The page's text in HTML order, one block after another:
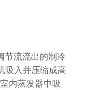
节流流出的制冷
吸入并压缩成高
内蒸发器中吸